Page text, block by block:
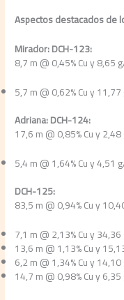
Aspectos destacados de
Mirador: DCH-123:
8,7 m @ 0,45% Cu y 8,65
5,7 m @ 0,62% Cu y
Adriana: DCH-124:
17,6 m @ 0,85% Cu y
5,4 m @ 1,64% Cu y 4,51
DCH-125:
83,5 m @ 0,94% Cu y
7,1 m @ 2,13% Cu y
13,6 m @ 1,13% Cu y
6,2 m @ 1,34% Cu y
14,7 m @ 0,98% Cu y